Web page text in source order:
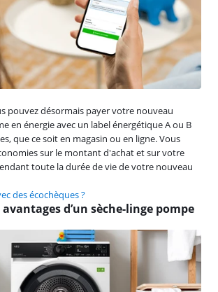
pouvez désormais payer votre nouveau
en énergie avec un label énergétique A ou B
que ce soit en magasin ou en ligne. Vous
sur le montant d'achat et sur votre
toute la durée de vie de votre nouveau
des écochèques ?
d’un sèche-linge pompe